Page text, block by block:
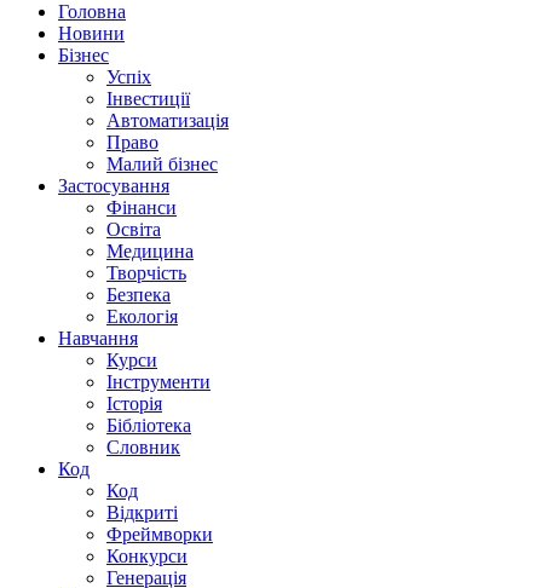
Головна
Новини
Бізнес
Успіх
Інвестиції
Автоматизація
Право
Малий бізнес
Застосування
Фінанси
Освіта
Медицина
Творчість
Безпека
Екологія
Навчання
Курси
Інструменти
Історія
Бібліотека
Словник
Код
Код
Відкриті
Фреймворки
Конкурси
Генерація